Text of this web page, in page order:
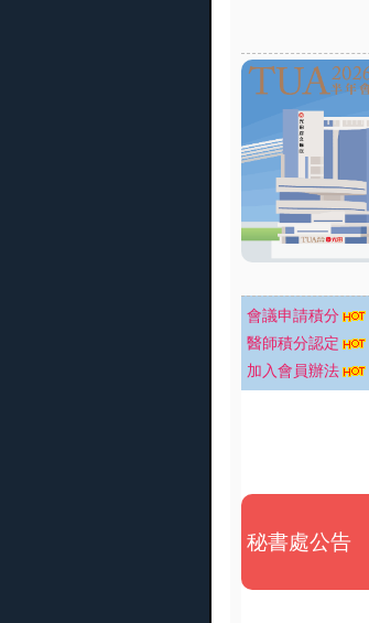
會議申請積分
醫師積分認定
加入會員辦法
秘書處公告